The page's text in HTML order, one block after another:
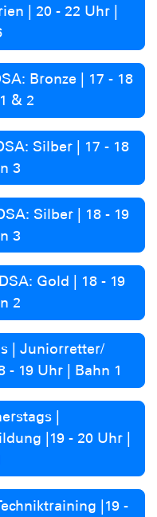
| 20 - 22 Uhr |
Bronze | 17 - 18
& 2
Silber | 17 - 18
3
Silber | 18 - 19
3
Gold | 18 - 19
2
| Juniorretter/
- 19 Uhr | Bahn 1
|
|19 - 20 Uhr |
|19 -